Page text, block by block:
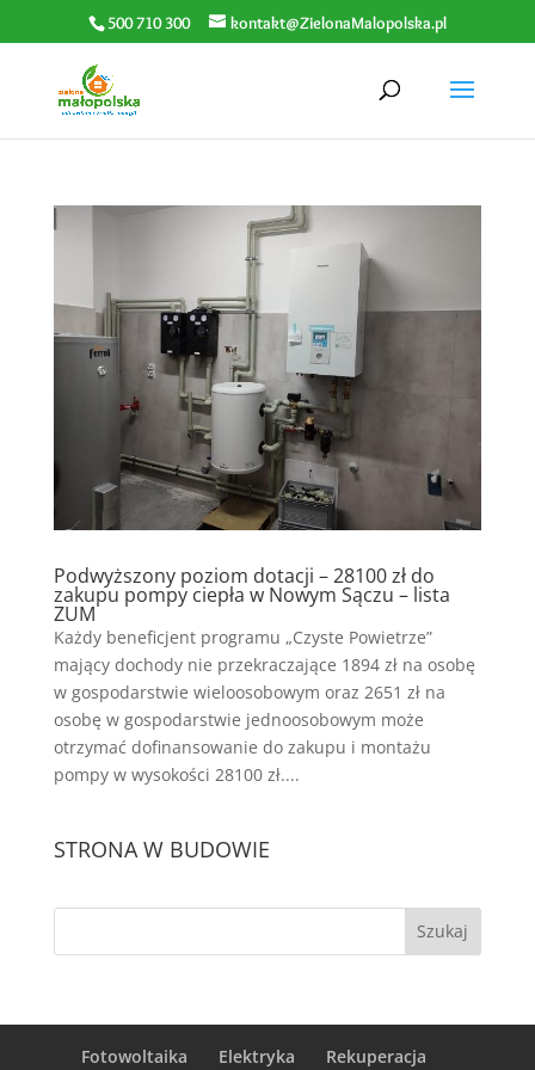
500 710 300 kontakt@ZielonaMalopolska.pl
Podwyższony poziom dotacji – 28100 zł do
zakupu pompy ciepła w Nowym Sączu – lista
ZUM
Każdy beneficjent programu „Czyste Powietrze”
mający dochody nie przekraczające 1894 zł na osobę
w gospodarstwie wieloosobowym oraz 2651 zł na
osobę w gospodarstwie jednoosobowym może
otrzymać dofinansowanie do zakupu i montażu
pompy w wysokości 28100 zł....
STRONA W BUDOWIE
Fotowoltaika Elektryka Rekuperacja